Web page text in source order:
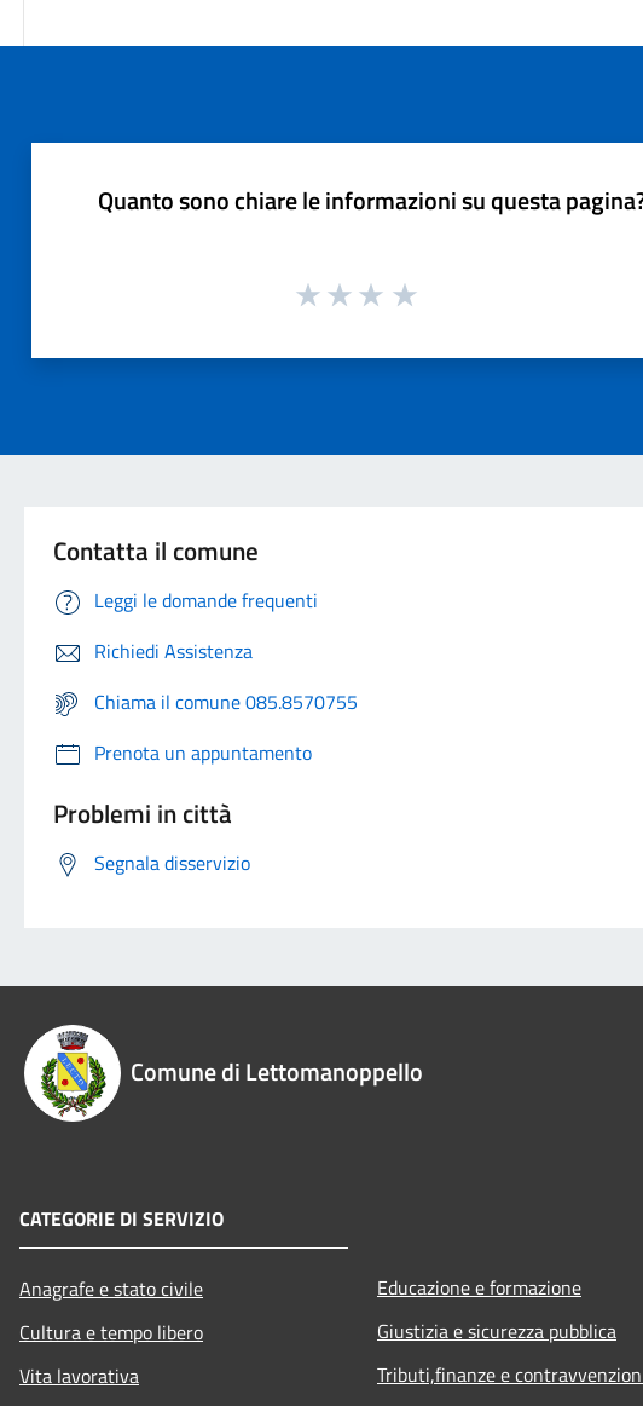
Quanto sono chiare le informazioni su questa
Contatta il comune
Leggi le domande frequenti
Richiedi Assistenza
Chiama il comune 085.8570755
Prenota un appuntamento
Problemi in città
Segnala disservizio
Comune di Lettomanoppello
CATEGORIE DI SERVIZIO
Anagrafe e stato civile
Cultura e tempo libero
Vita lavorativa
Educazione e formazione
Giustizia e sicurezza pubblica
Tributi,finanze e